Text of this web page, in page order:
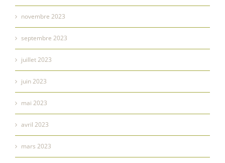
novembre 2023
septembre 2023
juillet 2023
juin 2023
mai 2023
avril 2023
mars 2023